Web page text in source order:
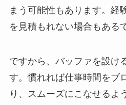
まう可能性もあります。経
を見積もれない場合もある
ですから、バッファを設け
す。慣れれば仕事時間をブ
り、スムーズにこなせるよ